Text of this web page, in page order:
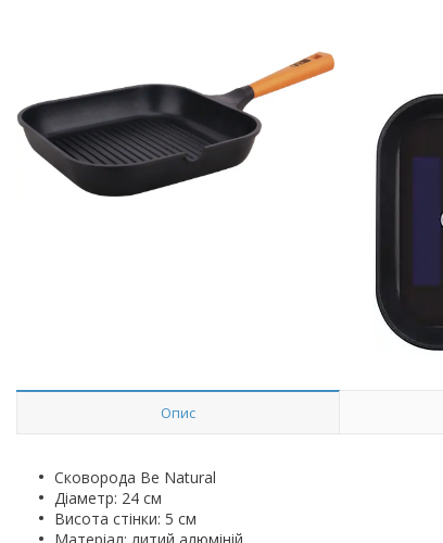
Опис
Сковорода Be Natural
Діаметр: 24 см
Висота стінки: 5 см